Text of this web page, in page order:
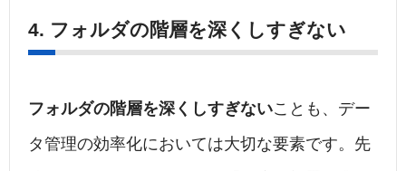
4. フォルダの階層を深くしすぎない
フォルダの階層を深くしすぎないことも、デー
タ管理の効率化においては大切な要素です。先